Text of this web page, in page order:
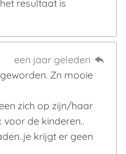
resultaat is
een jaar geleden
Zn mooie
zich op zijn/haar
de kinderen..
krijgt er geen